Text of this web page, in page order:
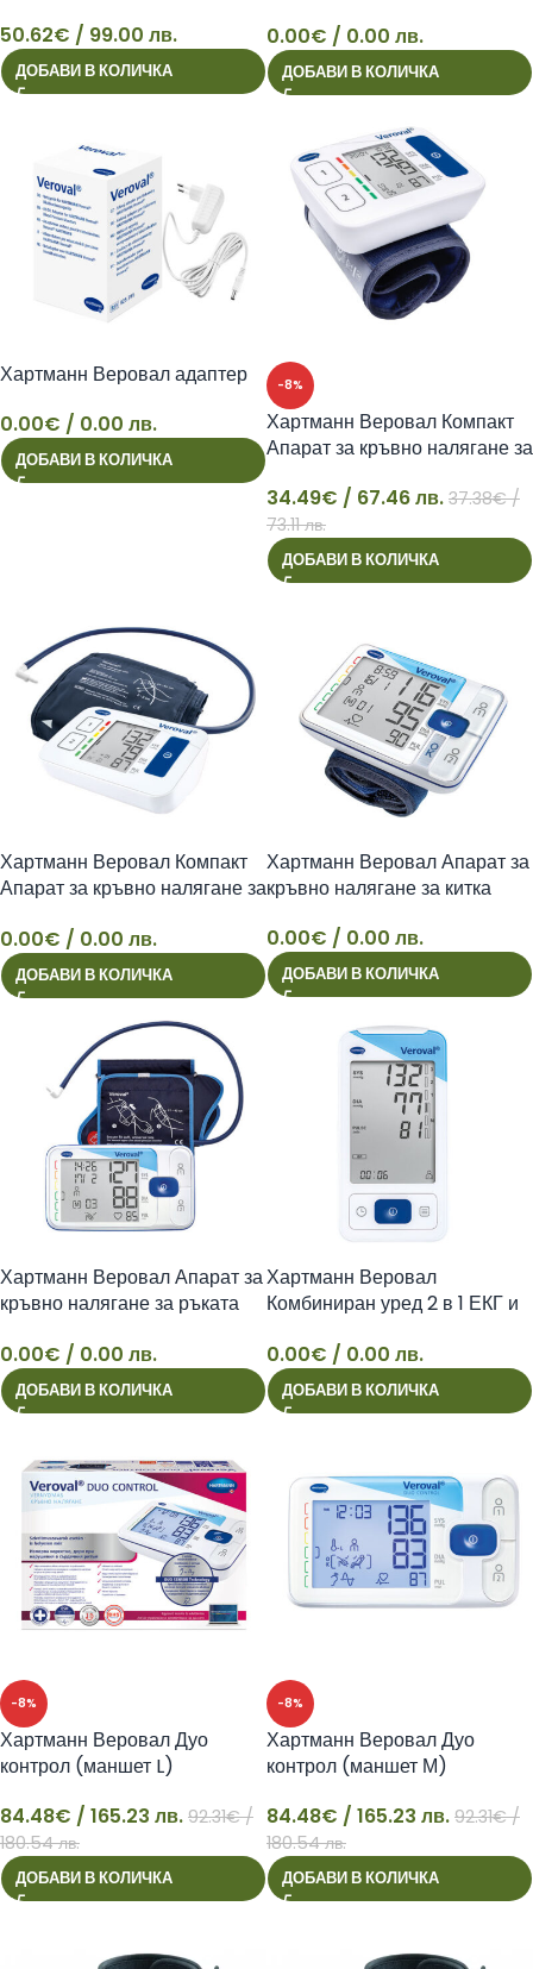
50
50.62€ / 99.00 лв.
ДОБАВИ В КОЛИЧКА
0.00€ / 0.00 лв.
ДОБАВИ В КОЛИЧКА
Хартманн Веровал адаптер
0.00€ / 0.00 лв.
ДОБАВИ В КОЛИЧКА
-8%
34
Хартманн Веровал Компакт
Апарат за кръвно налягане за
34.49€ / 67.46 лв. 37.38€/
73.11 лв.
ДОБАВИ В КОЛИЧКА
Хартманн Веровал Компакт
Апарат за кръвно налягане за
0.00€ / 0.00 лв.
ДОБАВИ В КОЛИЧКА
Хартманн Веровал Апарат за
кръвно налягане за китка
0.00€ / 0.00 лв.
ДОБАВИ В КОЛИЧКА
Хартманн Веровал Апарат за
кръвно налягане за ръката
0.00€ / 0.00 лв.
ДОБАВИ В КОЛИЧКА
Хартманн Веровал
Комбиниран уред 2 в 1 ЕКГ и
кръвно налягане
0.00€ / 0.00 лв.
ДОБАВИ В КОЛИЧКА
-8%
84
Хартманн Веровал Дуо
контрол (маншет L)
84.48€ / 165.23 лв. 92.31€/
180.54 лв.
ДОБАВИ В КОЛИЧКА
-8%
84
Хартманн Веровал Дуо
контрол (маншет М)
84.48€ / 165.23 лв. 92.31€/
180.54 лв.
ДОБАВИ В КОЛИЧКА